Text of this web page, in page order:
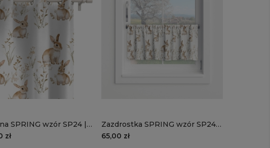
SPRING wzór SP24 |
zł
Zazdrostka SPRING wzór SP24 |
zajączki
65,00 zł